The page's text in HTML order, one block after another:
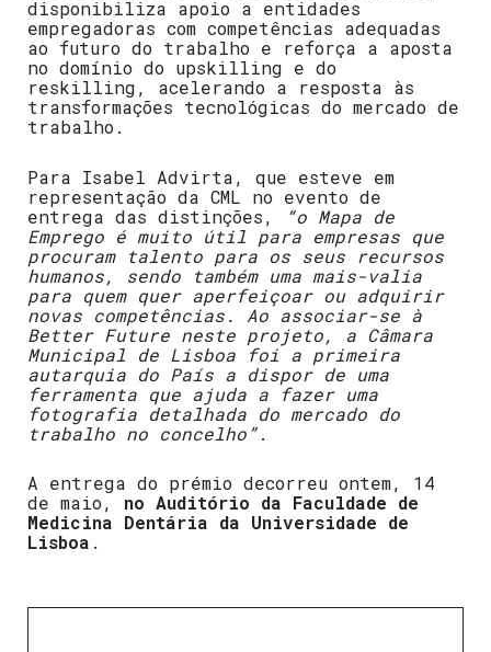
disponibiliza apoio a entidades
empregadoras com competências adequadas
ao futuro do trabalho e reforça a aposta
no domínio do upskilling e do
reskilling, acelerando a resposta às
transformações tecnológicas do mercado de
trabalho.
Para Isabel Advirta, que esteve em
representação da CML no evento de
entrega das distinções,
“o Mapa de
Emprego é muito útil para empresas que
procuram talento para os seus recursos
humanos, sendo também uma mais-valia
para quem quer aperfeiçoar ou adquirir
novas competências. Ao associar-se à
Better Future neste projeto, a Câmara
Municipal de Lisboa foi a primeira
autarquia do País a dispor de uma
ferramenta que ajuda a fazer uma
fotografia detalhada do mercado do
trabalho no concelho”.
A entrega do prémio decorreu ontem, 14
de maio, no Auditório da Faculdade de
Medicina Dentária da Universidade de
Lisboa .